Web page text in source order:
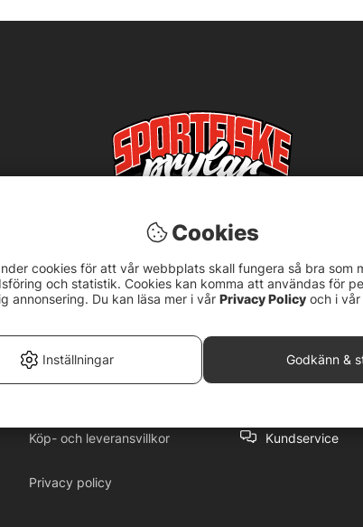
Köp- och leveransvillkor
Privacy policy
Kundservice
Cookies
cookies för att vår webbplats skall fungera så bra som
och statistik. Cookies kan komma att användas för
annonsering. Du kan läsa mer i vår Privacy Policy och i vår
Inställningar Godkänn &